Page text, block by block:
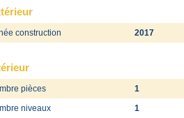
construction 2017
pièces
1
niveaux
1